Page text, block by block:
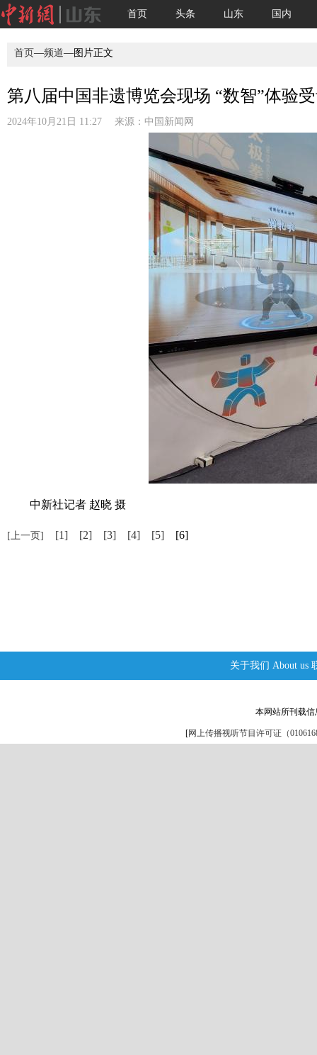
首页 头条 山东 国内
首页—频道—图片正文
第八届中国非遗博览会现场 “数智”体验
2024年10月21日 11:27 来源： 中国新闻网
中新社记者 赵晓 摄
[上一页] [1] [2] [3] [4] [5] [6]
关于我们 About us
本网站所刊载
[网上传播视听节目许可证（